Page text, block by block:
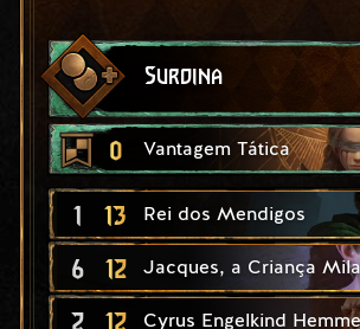
Surdina
0 Vantagem Tática
1 13 Rei dos Mendigos
6 12 Jacques, a Criança
2 12 Cyrus Engelkind